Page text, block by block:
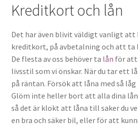
Kreditkort och lån
Det har även blivit väldigt vanligt att
kreditkort, på avbetalning och att ta
De flesta av oss behöver ta lån för att
livsstil som vi önskar. När du tar ett
på räntan. Försök att låna med så
Glöm inte heller bort att alla dina
så det är klokt att låna till saker du
en bra och säker bil, eller för att